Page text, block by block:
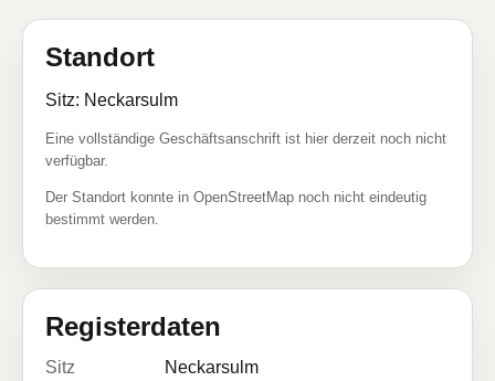
Standort
Sitz: Neckarsulm
Eine vollständige Geschäftsanschrift ist hier derzeit noch nicht
verfügbar.
Der Standort konnte in OpenStreetMap noch nicht eindeutig
bestimmt werden.
Registerdaten
Sitz
Neckarsulm